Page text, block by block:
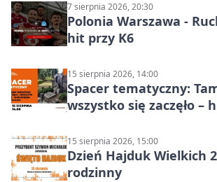
7 sierpnia 2026, 20:30
Polonia Warszawa -
hit przy K6
15 sierpnia 2026, 14:00
Spacer tematyczny:
wszystko się zaczęło –
15 sierpnia 2026, 15:00
Dzień Hajduk Wielkich
rodzinny